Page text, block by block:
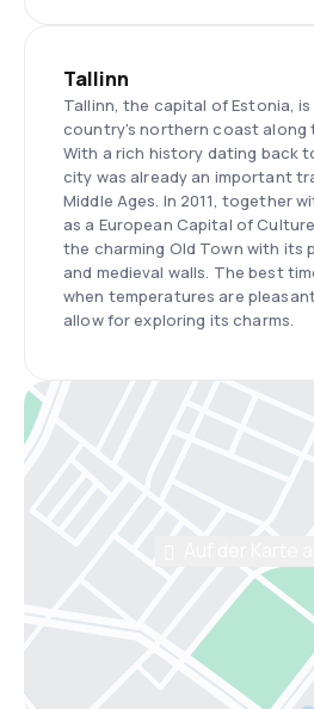
Tallinn
Tallinn, the capital of Estonia,
country's northern coast along
With a rich history dating back
city was already an important
Middle Ages. In 2011, together
as a European Capital of
the charming Old Town with its
and medieval walls. The best
when temperatures are
allow for exploring its charms.